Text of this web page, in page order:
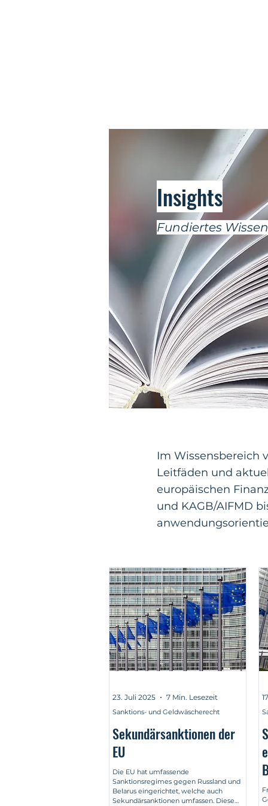
Fundiertes
Insights
Im Wissensbereich
Leitfäden und
europäischen
und KAGB/AIFMD
Sekundärsanktionen der
EU
Die EU hat umfassende
Sanktionsregimes gegen Russland und
Belarus eingerichtet, welche auch
Sekundärsanktionen umfassen. Diese
Sanktions- und Geldwäscherecht
23. Juli 2025 7 Min. Lesezeit